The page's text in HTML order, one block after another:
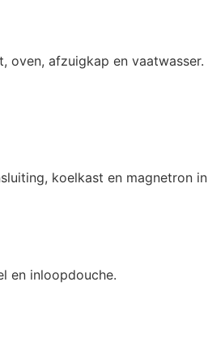
oven, afzuigkap en vaatwasser.
koelkast en magnetron in
en inloopdouche.